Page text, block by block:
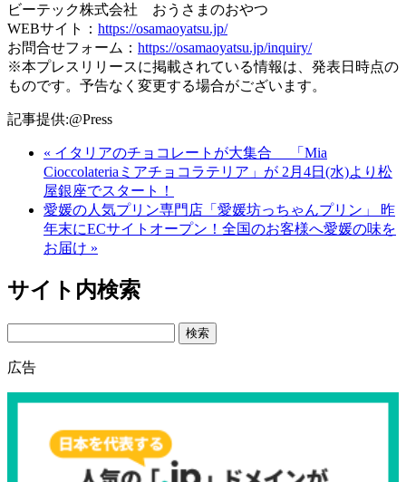
ビーテック株式会社 おうさまのおやつ
WEBサイト： https://osamaoyatsu.jp/
お問合せフォーム： https://osamaoyatsu.jp/inquiry/
※本プレスリリースに掲載されている情報は、発表日時点の
ものです。予告なく変更する場合がございます。
記事提供:@Press
« イタリアのチョコレートが大集合 「Mia
Cioccolateriaミアチョコラテリア」が 2月4日(水)より松
屋銀座でスタート！
愛媛の人気プリン専門店「愛媛坊っちゃんプリン」 昨
年末にECサイトオープン！全国のお客様へ愛媛の味を
お届け »
サイト内検索
Search
広告